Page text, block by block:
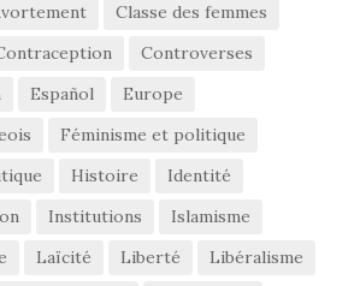
Classe des femmes
Controverses
Español
Europe
Féminisme et politique
Histoire
Identité
Institutions
Islamisme
Laïcité Liberté
Libéralisme